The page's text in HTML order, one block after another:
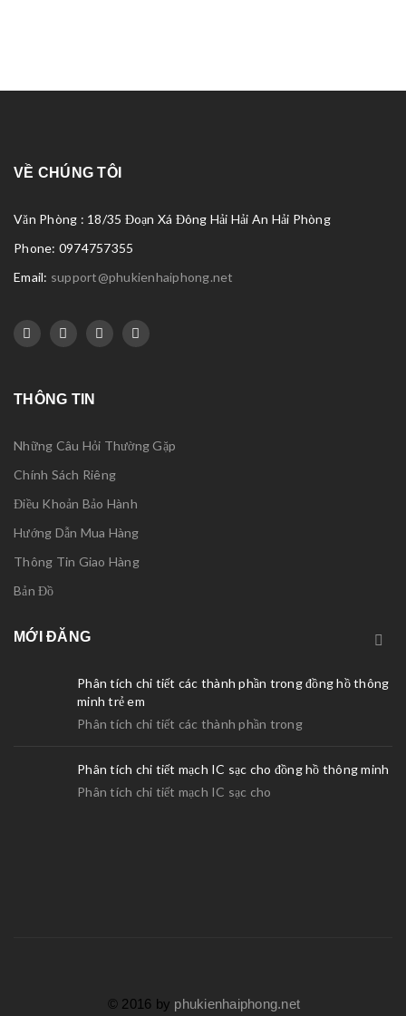
VỀ CHÚNG TÔI
Văn Phòng : 18/35 Đoạn Xá Đông Hải Hải An Hải Phòng
Phone: 0974757355
Email: support@phukienhaiphong.net
THÔNG TIN
Những Câu Hỏi Thường Gặp
Chính Sách Riêng
Điều Khoản Bảo Hành
Hướng Dẫn Mua Hàng
Thông Tin Giao Hàng
Bản Đồ
MỚI ĐĂNG
Phân tích chi tiết các thành phần trong đồng hồ thông
minh trẻ em
Phân tích chi tiết các thành phần trong
Phân tích chi tiết mạch IC sạc cho đồng hồ thông minh
Phân tích chi tiết mạch IC sạc cho
© 2016 by phukienhaiphong.net